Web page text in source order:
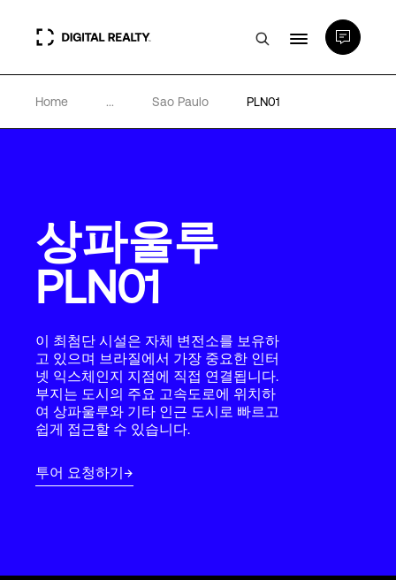
데이터 센터
파트너
전문성 및 리소스
소개
Language
로그인
Home ... Sao Paulo PLN01
상파울루
PLN01
이 최첨단 시설은 자체 변전소를 보유하
고 있으며 브라질에서 가장 중요한 인터
넷 익스체인지 지점에 직접 연결됩니다.
부지는 도시의 주요 고속도로에 위치하
여 상파울루와 기타 인근 도시로 빠르고
쉽게 접근할 수 있습니다.
투어 요청하기